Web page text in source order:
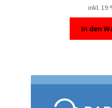
inkl. 19
In den